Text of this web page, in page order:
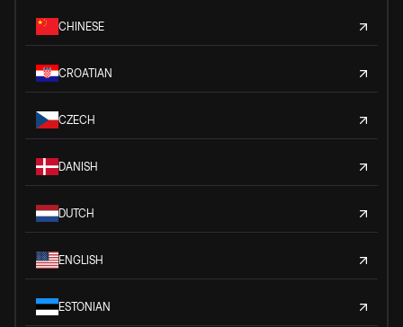
CHINESE
CROATIAN
CZECH
DANISH
DUTCH
ENGLISH
ESTONIAN